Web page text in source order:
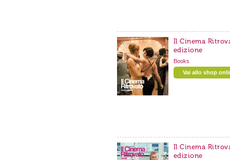
Il Cinema
edizione
Books
Vai allo shop
Il Cinema
edizione